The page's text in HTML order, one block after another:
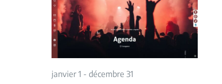
vues
janvier 1 - décembre 31